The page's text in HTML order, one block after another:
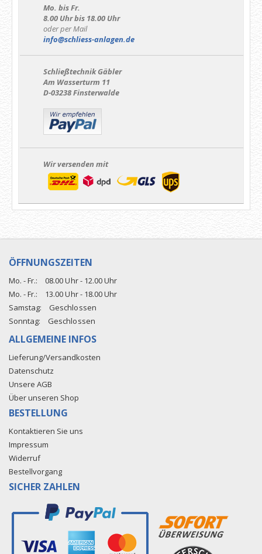
Mo. bis Fr.
8.00 Uhr bis 18.00 Uhr
oder per Mail
info@schliess-anlagen.de
Schließtechnik Gäbler
Am Wasserturm 11
D-03238 Finsterwalde
Wir versenden mit
ÖFFNUNGSZEITEN
Mo. - Fr.:
08.00 Uhr - 12.00 Uhr
Mo. - Fr.:
13.00 Uhr - 18.00 Uhr
Samstag:
Geschlossen
Sonntag:
Geschlossen
ALLGEMEINE INFOS
Lieferung/Versandkosten
Datenschutz
Unsere AGB
Über unseren Shop
BESTELLUNG
Kontaktieren Sie uns
Impressum
Widerruf
Bestellvorgang
SICHER ZAHLEN